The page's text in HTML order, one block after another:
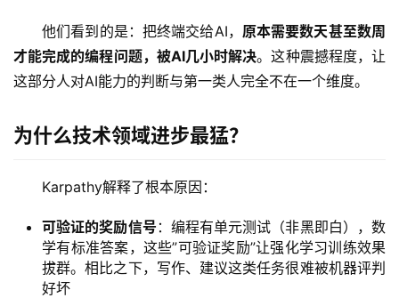
A
他们看到的是：把终端交给AI， 原本需要数天甚至数周
才能完成的编程问题，被AI几小时解决。这种震撼程度，让
这部分人对AI能力的判断与第一类人完全不在一个维度。
为什么技术领域进步最猛？
Karpathy解释了根本原因：
可验证的奖励信号 ：编程有单元测试（非黑即白），数
学有标准答案，这些”可验证奖励”让强化学习训练效果
拔群。相比之下，写作、建议这类任务很难被机器评判
好坏